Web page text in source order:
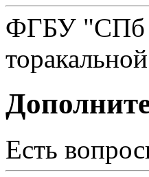
ФГБУ "СПб
Есть